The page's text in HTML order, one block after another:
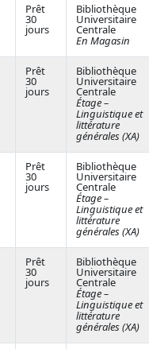
Prêt
30
jours
Bibliothèque
Universitaire
Centrale
En Magasin
Prêt
30
jours
Bibliothèque
Universitaire
Centrale
Étage –
Linguistique et
littérature
générales (XA)
Prêt
30
jours
Bibliothèque
Universitaire
Centrale
Étage –
Linguistique et
littérature
générales (XA)
Prêt
30
jours
Bibliothèque
Universitaire
Centrale
Étage –
Linguistique et
littérature
générales (XA)